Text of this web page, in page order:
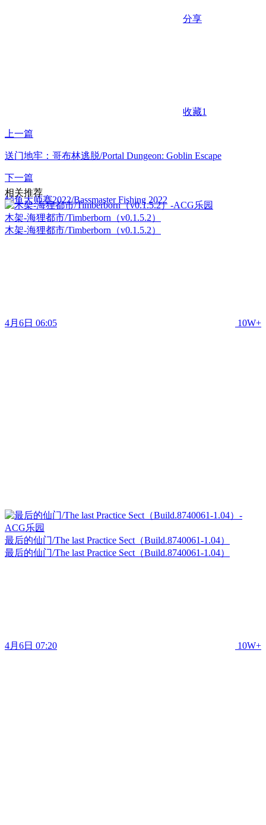
分享
收藏1
上一篇
送门地牢：哥布林逃脱/Portal Dungeon: Goblin Escape
下一篇
鲈鱼大师赛2022/Bassmaster Fishing 2022
相关推荐
木架-海狸都市/Timberborn（v0.1.5.2）
木架-海狸都市/Timberborn（v0.1.5.2）
4月6日 06:05 10W+
最后的仙门/The last Practice Sect（Build.8740061-1.04）
最后的仙门/The last Practice Sect（Build.8740061-1.04）
4月6日 07:20 10W+